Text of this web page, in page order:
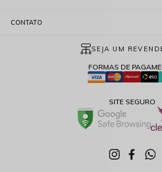
CONTATO
FORMAS DE
SITE SEGURO
SEJA UM